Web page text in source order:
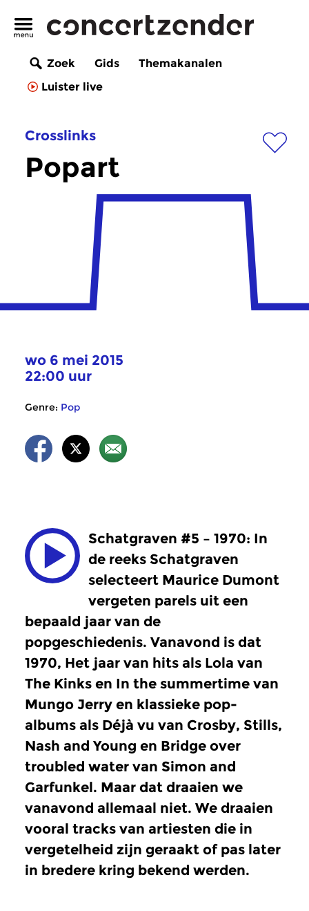
Zoek Gids
Themakanalen
Luister live
Crosslinks
Popart
wo 6 mei 2015
22:00 uur
Genre: Pop
Schatgraven #5 – 1970: In
de reeks Schatgraven
selecteert Maurice Dumont
vergeten parels uit een
bepaald jaar van de
popgeschiedenis. Vanavond is dat
1970, Het jaar van hits als Lola van
The Kinks en In the summertime van
Mungo Jerry en klassieke pop-
albums als Déjà vu van Crosby, Stills,
Nash and Young en Bridge over
troubled water van Simon and
Garfunkel. Maar dat draaien we
vanavond allemaal niet. We draaien
vooral tracks van artiesten die in
vergetelheid zijn geraakt of pas later
in bredere kring bekend werden.